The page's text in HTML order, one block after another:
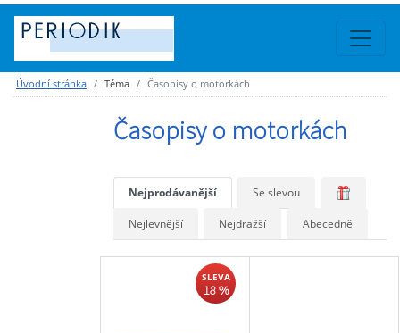
Úvodní stránka Téma Časopisy o motorkách
Časopisy o motorkách
Nejprodávanější Se slevou
Nejlevnější Nejdražší Abecedně
SLEVA
18 %